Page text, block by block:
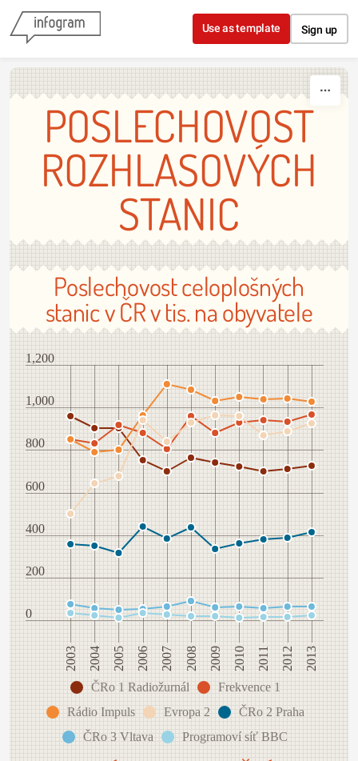
Skip to content
Use as template Sign up
POSLECHOVOST
ROZHLASOVÝCH
STANIC
Poslechovost celoplošných
stanic v ČR v tis. na obyvatele
0
200
400
600
800
1,000
1,200
2003 2004 2005 2006 2007 2008 2009 2010 2011 2012 2013
ČRo 1 Radiožurnál
Frekvence 1
Rádio Impuls
Evropa 2
ČRo 2 Praha
ČRo 3 Vltava
Programoví síť BBC